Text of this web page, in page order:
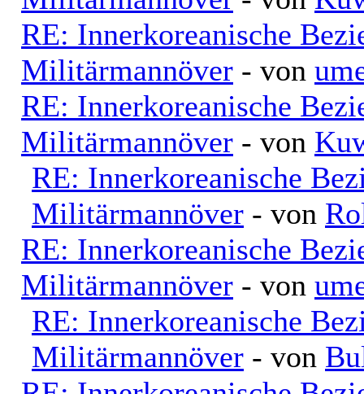
RE: Innerkoreanische
Militärmannöver - von
RE: Innerkoreanische
Militärmannöver - von
RE: Innerkoreanische
Militärmannöver - von
RE: Innerkoreanische
Militärmannöver - von
RE: Innerkoreanische
Militärmannöver - von